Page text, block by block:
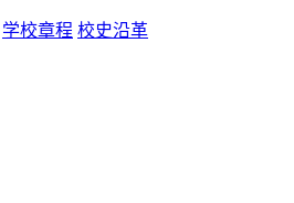
学校章程 校史沿革